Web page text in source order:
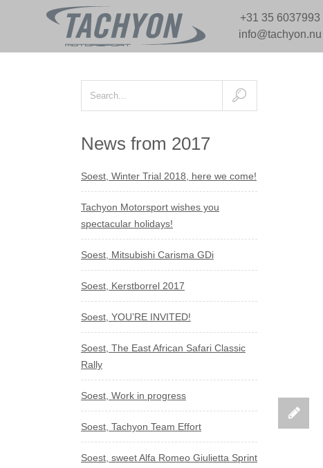
+31 35 6037993
info@tachyon.nu
News from 2017
Soest, Winter Trial 2018, here we come!
Tachyon Motorsport wishes you
spectacular holidays!
Soest, Mitsubishi Carisma GDi
Soest, Kerstborrel 2017
Soest, YOU’RE INVITED!
Soest, The East African Safari Classic
Rally
Soest, Work in progress
Soest, Tachyon Team Effort
Soest, sweet Alfa Romeo Giulietta Sprint